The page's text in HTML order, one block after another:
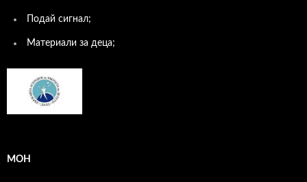
Подай сигнал;
Материали за деца;
МОН